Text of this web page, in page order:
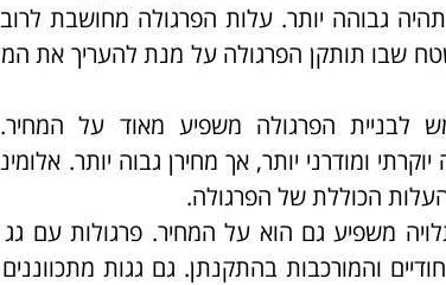
גבוהה יותר. עלות הפרגולה מחושבת
שבו תותקן הפרגולה על מנת להעריך את
לבניית הפרגולה משפיע מאוד על המחיר.
ומודרני יותר, אך מחירן גבוה יותר.
העלות הכוללת של הפרגולה.
משפיע גם הוא על המחיר. פרגולות עם גג
והמורכבות בהתקנתן. גם גגות